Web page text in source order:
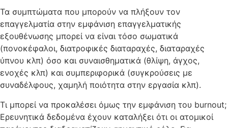
Τα συμπτώματα που μπορούν να πλήξουν τον
επαγγελματία στην εμφάνιση επαγγελματικής
εξουθένωσης μπορεί να είναι τόσο σωματικά
(πονοκέφαλοι, διατροφικές διαταραχές, διαταραχές
ύπνου κλπ) όσο και συναισθηματικά (θλίψη, άγχος,
ενοχές κλπ) και συμπεριφορικά (συγκρούσεις με
συναδέλφους, χαμηλή ποιότητα στην εργασία κλπ).
Τι μπορεί να προκαλέσει όμως την εμφάνιση του burnout;
Ερευνητικά δεδομένα έχουν καταλήξει ότι οι ατομικοί